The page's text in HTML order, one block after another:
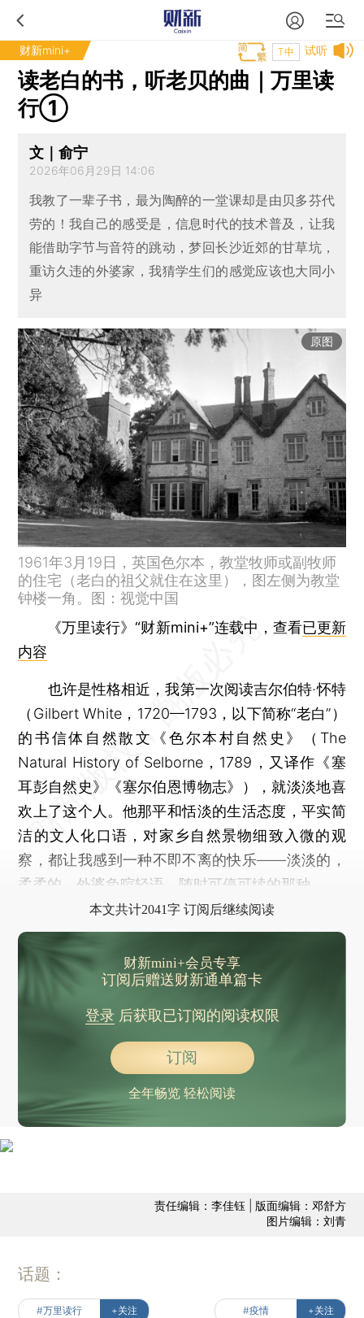
财新mini+ 试听
T中
读老白的书，听老贝的曲｜万里读
行①
文｜俞宁
2026年06月29日 14:06
我教了一辈子书，最为陶醉的一堂课却是由贝多芬代
劳的！我自己的感受是，信息时代的技术普及，让我
能借助字节与音符的跳动，梦回长沙近郊的甘草坑，
重访久违的外婆家，我猜学生们的感觉应该也大同小
异
原图
1961年3月19日，英国色尔本，教堂牧师或副牧师
的住宅（老白的祖父就住在这里），图左侧为教堂
钟楼一角。图：视觉中国
《万里读行》“财新mini+”连载中，查看已更新
内容
也许是性格相近，我第一次阅读吉尔伯特·怀特
（Gilbert White，1720—1793，以下简称“老白”）
的书信体自然散文《色尔本村自然史》（The
Natural History of Selborne，1789，又译作《塞
耳彭自然史》《塞尔伯恩博物志》），就淡淡地喜
欢上了这个人。他那平和恬淡的生活态度，平实简
洁的文人化口语，对家乡自然景物细致入微的观
察，都让我感到一种不即不离的快乐——淡淡的，
柔柔的，外婆负暄轻语，随时可停可续的那种。
本文共计2041字 订阅后继续阅读
财新mini+会员专享
订阅后赠送财新通单篇卡
登录后获取已订阅的阅读权限
订阅
全年畅览 轻松阅读
责任编辑：李佳钰 | 版面编辑：邓舒方
图片编辑：刘青
话题：
#万里读行 +关注 #疫情 +关注